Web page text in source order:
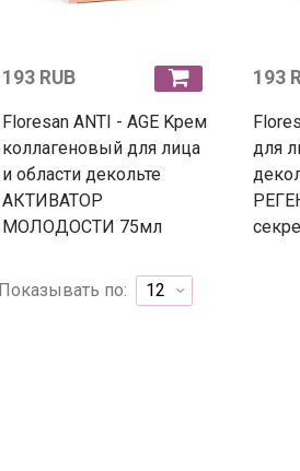
193 RUB
Floresan ANTI - AGE Kрем
коллагеновый для лица
и области декольте
АКТИВАТОР
МОЛОДОСТИ 75мл
193
для
Показывать по: